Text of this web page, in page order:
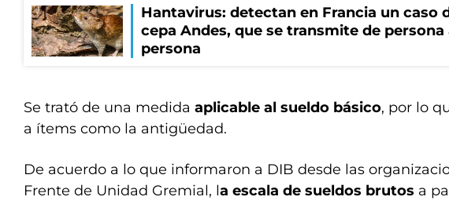
Hantavirus: detectan en Francia un caso
cepa Andes, que se transmite de persona
persona
Se trató de una medida aplicable al sueldo básico, por lo
a ítems como la antigüedad.
De acuerdo a lo que informaron a DIB desde las
Frente de Unidad Gremial, la escala de sueldos brutos a